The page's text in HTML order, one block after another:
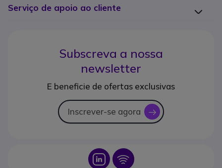
Serviço de apoio ao cliente
Subscreva a nossa
newsletter
E beneficie de ofertas exclusivas
Inscrever-se agora icon
Icon Icon